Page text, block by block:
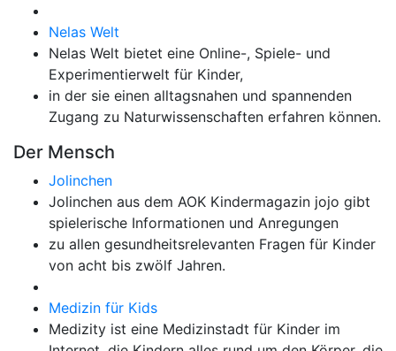
Nelas Welt
Nelas Welt bietet eine Online-, Spiele- und
Experimentierwelt für Kinder,
in der sie einen alltagsnahen und spannenden
Zugang zu Naturwissenschaften erfahren können.
Der Mensch
Jolinchen
Jolinchen aus dem AOK Kindermagazin jojo gibt
spielerische Informationen und Anregungen
zu allen gesundheitsrelevanten Fragen für Kinder
von acht bis zwölf Jahren.
Medizin für Kids
Medizity ist eine Medizinstadt für Kinder im